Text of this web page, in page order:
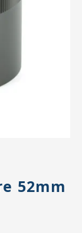
52mm